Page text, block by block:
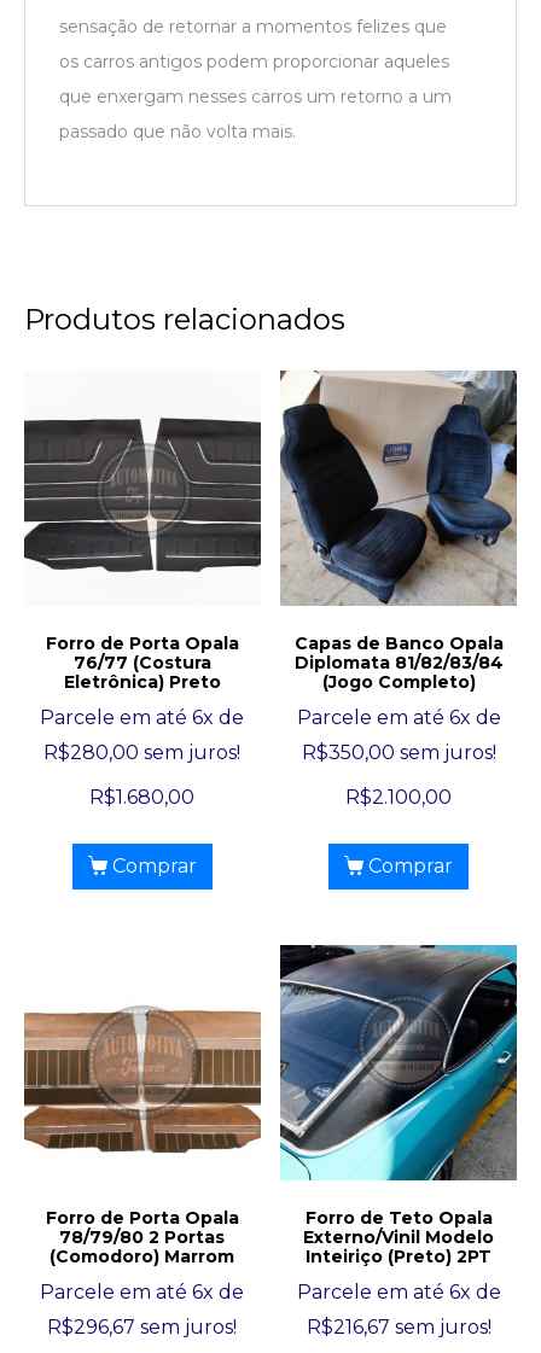
sensação de retornar a momentos felizes que
os carros antigos podem proporcionar aqueles
que enxergam nesses carros um retorno a um
passado que não volta mais.
Produtos relacionados
Forro de Porta Opala
76/77 (Costura
Eletrônica) Preto
Parcele em até 6x de
R$280,00 sem juros!
R$1.680,00
Comprar
Capas de Banco Opala
Diplomata 81/82/83/84
(Jogo Completo)
Parcele em até 6x de
R$350,00 sem juros!
R$2.100,00
Comprar
Forro de Porta Opala
78/79/80 2 Portas
(Comodoro) Marrom
Parcele em até 6x de
R$296,67 sem juros!
Forro de Teto Opala
Externo/Vinil Modelo
Inteiriço (Preto) 2PT
Parcele em até 6x de
R$216,67 sem juros!